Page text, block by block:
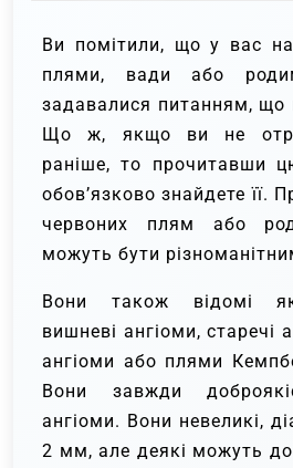
Ви помітили, що у вас на
плями, вади або
задавалися питанням, що
Що ж, якщо ви не
раніше, то прочитавши
обов’язково знайдете її.
червоних плям або
можуть бути
Вони також відомі як
вишневі ангіоми, старечі
ангіоми або плями
Вони завжди
ангіоми. Вони невеликі,
2 мм, але деякі можуть